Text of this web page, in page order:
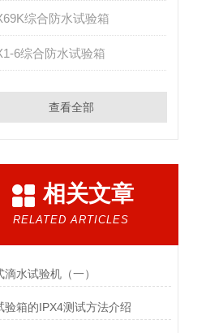
综合防水试验箱
6综合防水试验箱
查看全部
相关文章
RELATED ARTICLES
滴水试验机（一）
验箱的IPX4测试方法介绍